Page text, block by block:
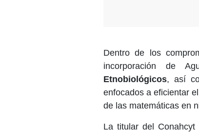
Dentro de los
incorporación de
Etnobiológicos, así
enfocados a eficientar
de las matemáticas en
La titular del